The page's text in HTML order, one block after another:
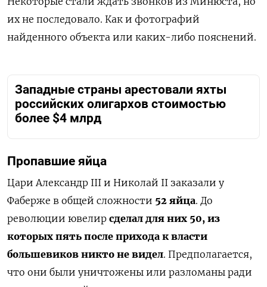
их не последовало. Как и фотографий
найденного объекта или каких-либо пояснений.
Западные страны арестовали яхты
российских олигархов стоимостью
более $4 млрд
Пропавшие яйца
Цари Александр III и Николай II заказали у
Фаберже в общей сложности 52 яйца. До
революции ювелир сделал для них 50, из
которых пять после прихода к власти
большевиков никто не видел. Предполагается,
что они были уничтожены или разломаны ради